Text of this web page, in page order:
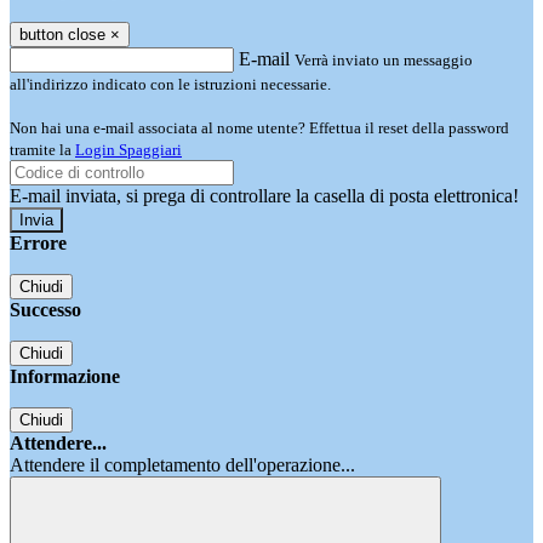
button close ×
E-mail Verrà inviato un messaggio
all'indirizzo indicato con le istruzioni necessarie.
Non hai una e-mail associata al nome utente? Effettua il reset della password
tramite la Login Spaggiari
E-mail inviata, si prega di controllare la casella di posta elettronica!
Errore
Chiudi
Successo
Chiudi
Informazione
Chiudi
Attendere...
Attendere il completamento dell'operazione...